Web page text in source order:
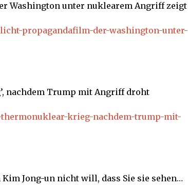
Washington unter nuklearem Angriff zeigt
propagandafilm-der-washington-unter-
nachdem Trump mit Angriff droht
krieg-nachdem-trump-mit-
Jong-un nicht will, dass Sie sie sehen…